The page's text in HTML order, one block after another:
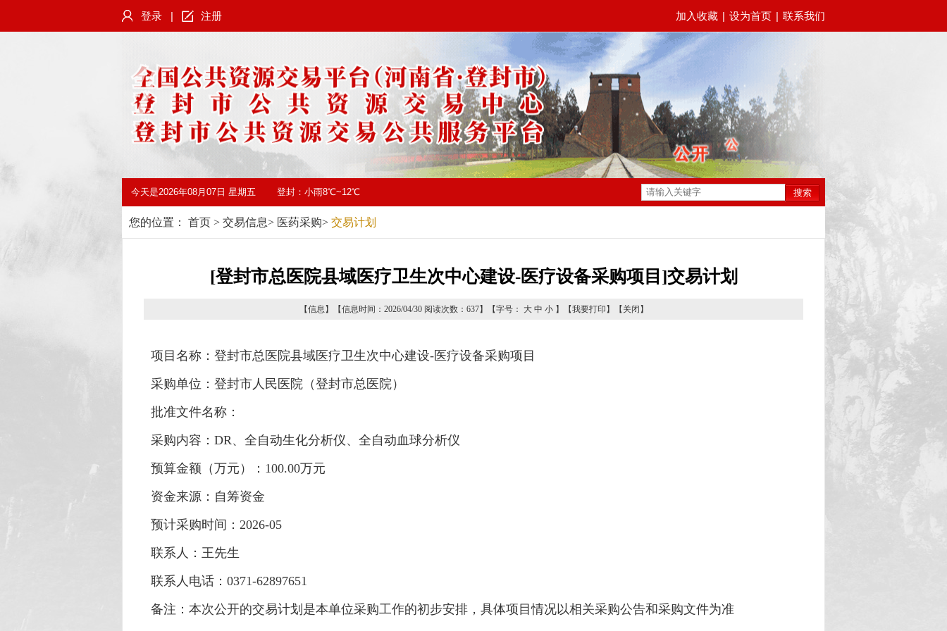
登录 | 注册 加入收藏 | 设为首页 | 联系我们
今天是2026年08月07日 星期五 登封： 小雨8℃~12℃ 搜索
您的位置： 首页 > 交易信息> 医药采购> 交易计划
[登封市总医院县域医疗卫生次中心建设-医疗设备采购项目]交易计划
【信息】【信息时间：2026/04/30 阅读次数： 637】【字号： 大 中 小】【我要打印 】【 关闭 】
项目名称：登封市总医院县域医疗卫生次中心建设-医疗设备采购项目
采购单位：登封市人民医院（登封市总医院）
批准文件名称：
采购内容：DR、全自动生化分析仪、全自动血球分析仪
预算金额（万元）：100.00万元
资金来源：自筹资金
预计采购时间：2026-05
联系人：王先生
联系人电话：0371-62897651
备注：本次公开的交易计划是本单位采购工作的初步安排，具体项目情况以相关采购公告和采购文件为准